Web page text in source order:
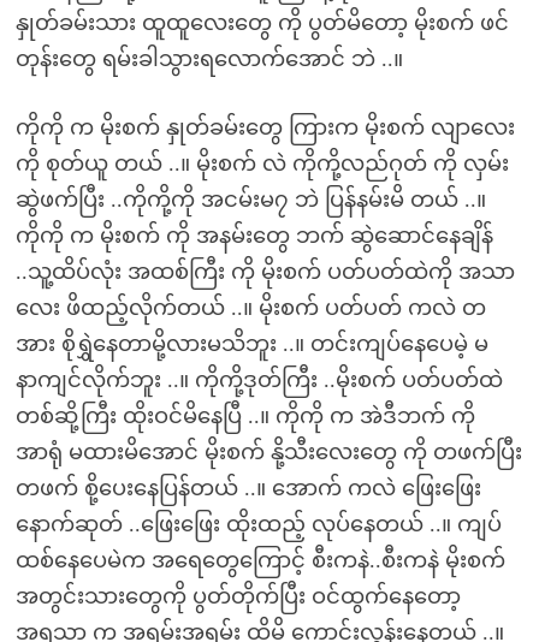
နှုတ်ခမ်းသား ထူထူလေးတွေ ကို ပွတ်မိတော့ မိုးစက် ဖင်
တုန်းတွေ ရမ်းခါသွားရလောက်အောင် ဘဲ ..။
ကိုကို က မိုးစက် နှုတ်ခမ်းတွေ ကြားက မိုးစက် လျာလေး
ကို စုတ်ယူ တယ် ..။ မိုးစက် လဲ ကိုကို့လည်ဂုတ် ကို လှမ်း
ဆွဲဖက်ပြီး ..ကိုကို့ကို အငမ်းမ၇ ဘဲ ပြန်နမ်းမိ တယ် ..။
ကိုကို က မိုးစက် ကို အနမ်းတွေ ဘက် ဆွဲဆောင်နေချိန်
..သူ့ထိပ်လုံး အထစ်ကြီး ကို မိုးစက် ပတ်ပတ်ထဲကို အသာ
လေး ဖိထည့်လိုက်တယ် ..။ မိုးစက် ပတ်ပတ် ကလဲ တ
အား စိုရွှဲနေတာမို့လားမသိဘူး ..။ တင်းကျပ်နေပေမဲ့ မ
နာကျင်လိုက်ဘူး ..။ ကိုကို့ဒုတ်ကြီး ..မိုးစက် ပတ်ပတ်ထဲ
တစ်ဆို့ကြီး ထိုးဝင်မိနေပြီ ..။ ကိုကို က အဲဒီဘက် ကို
အာရုံ မထားမိအောင် မိုးစက် နို့သီးလေးတွေ ကို တဖက်ပြီး
တဖက် စို့ပေးနေပြန်တယ် ..။ အောက် ကလဲ ဖြေးဖြေး
နောက်ဆုတ် ..ဖြေးဖြေး ထိုးထည့် လုပ်နေတယ် ..။ ကျပ်
ထစ်နေပေမဲက အရေတွေကြောင့် စီးကနဲ..စီးကနဲ မိုးစက်
အတွင်းသားတွေကို ပွတ်တိုက်ပြီး ဝင်ထွက်နေတော့
အရသာ က အရမ်းအရမ်း ထိမိ ကောင်းလွန်းနေတယ် ..။